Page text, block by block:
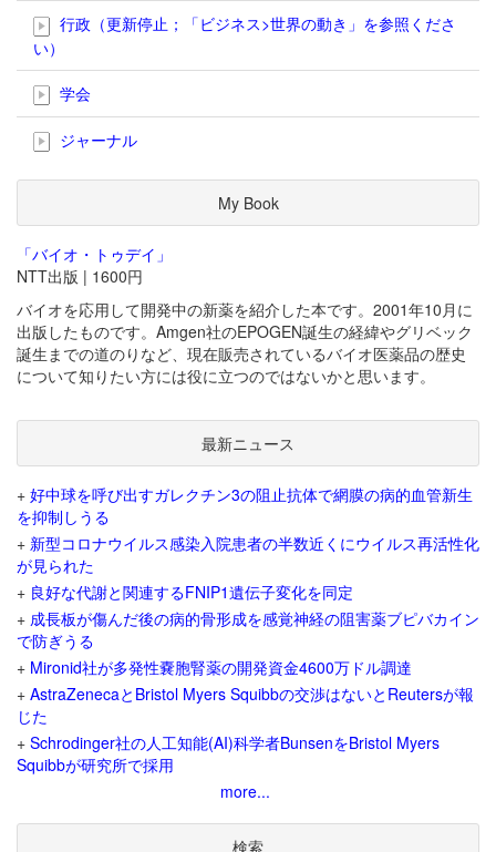
行政（更新停止；「ビジネス>世界の動き」を参照くださ
い）
学会
ジャーナル
My Book
「バイオ・トゥデイ」
NTT出版 | 1600円
バイオを応用して開発中の新薬を紹介した本です。2001年10月に
出版したものです。Amgen社のEPOGEN誕生の経緯やグリベック
誕生までの道のりなど、現在販売されているバイオ医薬品の歴史
について知りたい方には役に立つのではないかと思います。
最新ニュース
+ 好中球を呼び出すガレクチン3の阻止抗体で網膜の病的血管新生
を抑制しうる
+ 新型コロナウイルス感染入院患者の半数近くにウイルス再活性化
が見られた
+ 良好な代謝と関連するFNIP1遺伝子変化を同定
+ 成長板が傷んだ後の病的骨形成を感覚神経の阻害薬ブピバカイン
で防ぎうる
+ Mironid社が多発性嚢胞腎薬の開発資金4600万ドル調達
+ AstraZenecaとBristol Myers Squibbの交渉はないとReutersが報
じた
+ Schrodinger社の人工知能(AI)科学者BunsenをBristol Myers
Squibbが研究所で採用
more...
検索